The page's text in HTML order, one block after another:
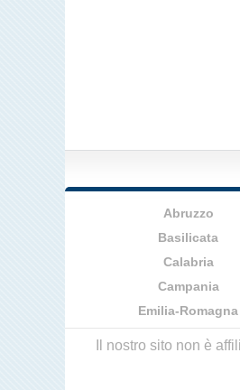
Abruzzo
Basilicata
Calabria
Campania
Emilia-Romagna
Il nostro sito non è